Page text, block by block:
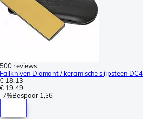
500 reviews
Fallkniven Diamant / keramische slijpsteen DC4
€ 18,13
€ 19,49
-7%Bespaar 1,36